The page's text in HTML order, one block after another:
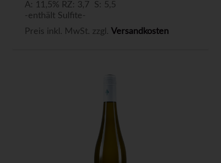
A: 11,5% RZ: 3,7 S: 5,5
-enthält Sulfite-
Preis inkl. MwSt. zzgl. Versandkosten